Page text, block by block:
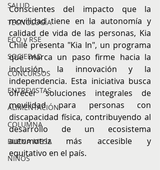
SALUD
TECNOLOGÍA
ECO y RSE
SOCIEDAD
CONCURSOS
ENTREVISTAS
ALIMENTACIÓN
COLUMNA
BUENA MESA
NIÑOS
Conscientes del impacto que la
movilidad tiene en la autonomía y
calidad de vida de las personas, Kia
Chile presenta "Kia In", un programa
que marca un paso firme hacia la
inclusión, la innovación y la
independencia. Esta iniciativa busca
ofrecer soluciones integrales de
movilidad para personas con
discapacidad física, contribuyendo al
desarrollo de un ecosistema
automotriz más accesible y
equitativo en el país.